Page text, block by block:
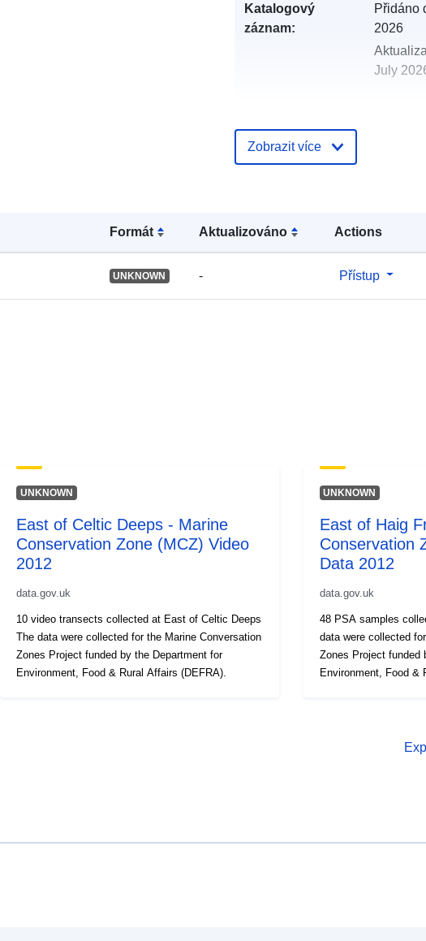
Formát Aktualizováno Actions
UNKNOWN - Přístup
Katalogový
záznam:
Přidáno
2026
July
Zobrazit více
UNKNOWN
East of Celtic Deeps - Marine
Conservation Zone (MCZ) Video
2012
data.gov.uk
10 video transects collected at East of Celtic Deeps
The data were collected for the Marine Conversation
Zones Project funded by the Department for
Environment, Food & Rural Affairs (DEFRA).
UNKNOWN
East of Haig
Conservation
Data 2012
data.gov.uk
48 PSA samples
data were collected
Zones Project funded by the
Environment, Food &